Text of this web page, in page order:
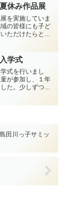
休み作品展
を実施していま
の皆様にも子ど
ただけたらと思
見ながら「すご
ん...
学式
式を行いまし
が参加し、１年
た。少しずつ小
田川っ子サミッ